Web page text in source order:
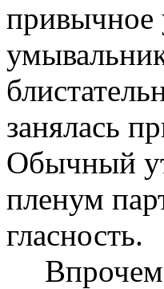
привычное
занялась
Обычный
пленум
гласность.